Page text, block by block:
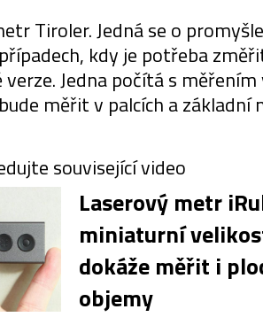
Tiroler. Jedná se o
kdy je potřeba
Jedna počítá s
měřit v palcích a základní
související video
Laserový metr
miniaturní
dokáže měřit i
objemy